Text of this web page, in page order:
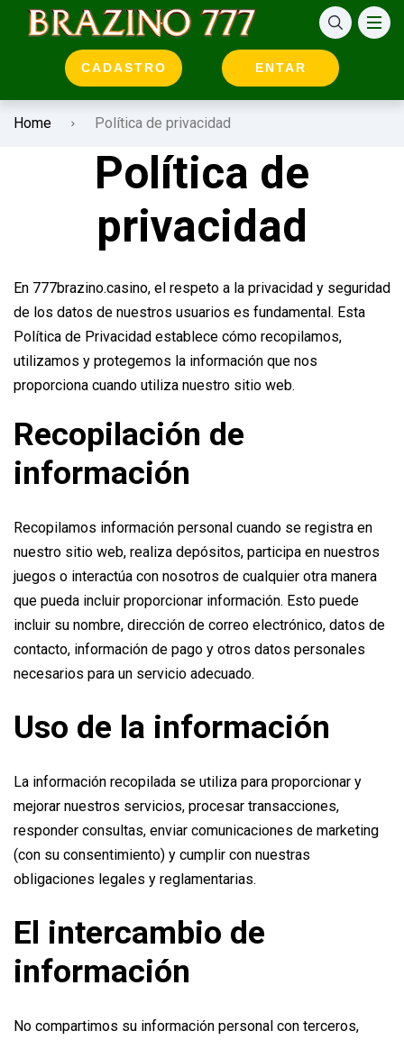
CADASTRO ENTAR
Home Política de privacidad
Política de
privacidad
En 777brazino.casino, el respeto a la privacidad y seguridad
de los datos de nuestros usuarios es fundamental. Esta
Política de Privacidad establece cómo recopilamos,
utilizamos y protegemos la información que nos
proporciona cuando utiliza nuestro sitio web.
Recopilación de
información
Recopilamos información personal cuando se registra en
nuestro sitio web, realiza depósitos, participa en nuestros
juegos o interactúa con nosotros de cualquier otra manera
que pueda incluir proporcionar información. Esto puede
incluir su nombre, dirección de correo electrónico, datos de
contacto, información de pago y otros datos personales
necesarios para un servicio adecuado.
Uso de la información
La información recopilada se utiliza para proporcionar y
mejorar nuestros servicios, procesar transacciones,
responder consultas, enviar comunicaciones de marketing
(con su consentimiento) y cumplir con nuestras
obligaciones legales y reglamentarias.
El intercambio de
información
No compartimos su información personal con terceros,